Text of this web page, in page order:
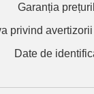
Garanția
privind
Date de